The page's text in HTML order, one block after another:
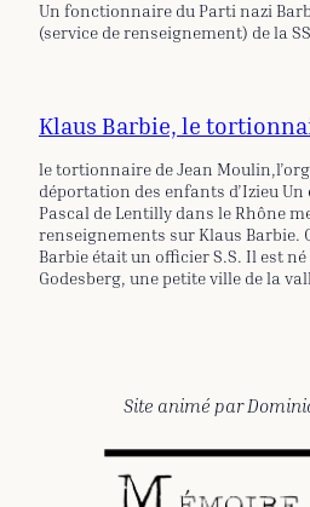
Un fonctionnaire du Parti nazi
(service de renseignement) de la
Klaus Barbie, le
le tortionnaire de Jean
déportation des enfants d’Izieu Un
Pascal de Lentilly dans le Rhône
renseignements sur Klaus Barbie.
Barbie était un officier S.S. Il est né
Godesberg, une petite ville de la
Site animé par